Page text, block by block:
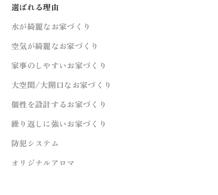
選ばれる理由
水が綺麗なお家づくり
空気が綺麗なお家づくり
家事のしやすいお家づくり
大空間/大開口なお家づくり
個性を設計するお家づくり
繰り返しに強いお家づくり
防犯システム
オリジナルアロマ